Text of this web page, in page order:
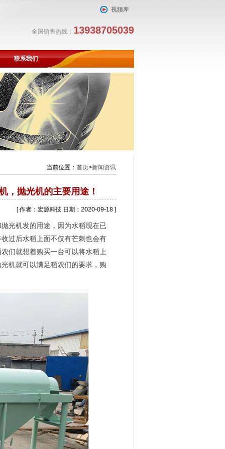
视频库
全国销售热线： 13938705039
联系我们
当前位置： 首页>新闻资讯
，抛光机的主要用途！
[ 作者：宏源科技 日期：2020-09-18 ]
光机发的用途，因为水稻现在已
过后水稻上面不仅有芒刺也会有
们就想着购买一台可以将水稻上
光机就可以满足稻农们的要求，购